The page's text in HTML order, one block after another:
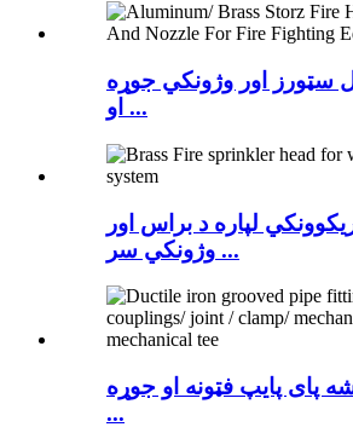
سټورز اور وژونکي جوړه
او ...
لپاره د براس اور
وژونکي سر ...
پای پایپ فټونه او جوړه
...